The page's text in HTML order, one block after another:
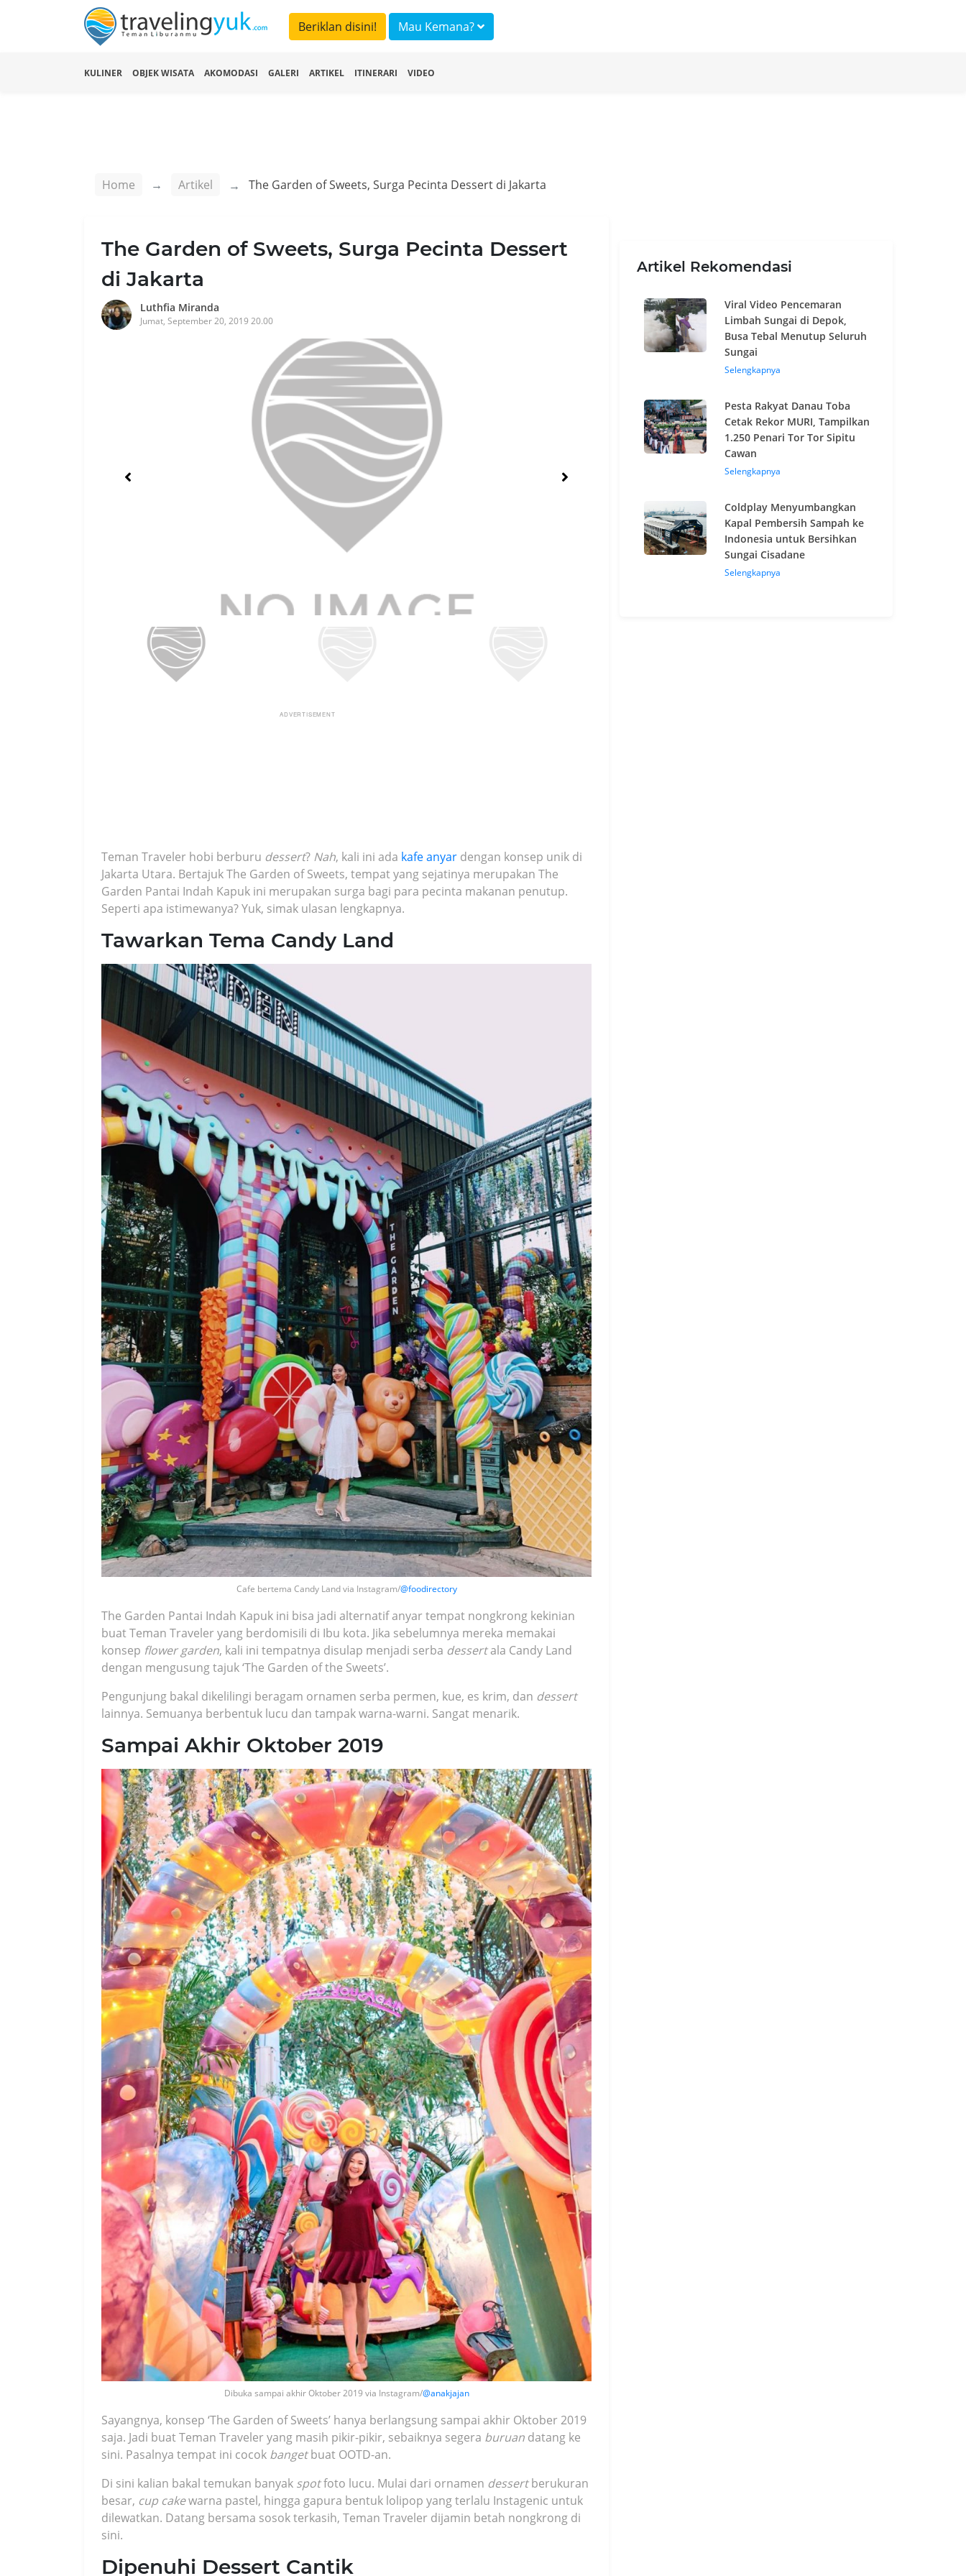
Beriklan disini! Mau Kemana?
KULINER OBJEK WISATA AKOMODASI GALERI ARTIKEL ITINERARI VIDEO
Home Artikel The Garden of Sweets, Surga Pecinta Dessert di Jakarta
The Garden of Sweets, Surga Pecinta Dessert
di Jakarta
Luthfia Miranda
Jumat, September 20, 2019 20.00
ADVERTISEMENT
Teman Traveler hobi berburu dessert? Nah, kali ini ada kafe anyar dengan konsep unik di
Jakarta Utara. Bertajuk The Garden of Sweets, tempat yang sejatinya merupakan The
Garden Pantai Indah Kapuk ini merupakan surga bagi para pecinta makanan penutup.
Seperti apa istimewanya? Yuk, simak ulasan lengkapnya.
Tawarkan Tema Candy Land
Cafe bertema Candy Land via Instagram/@foodirectory
The Garden Pantai Indah Kapuk ini bisa jadi alternatif anyar tempat nongkrong kekinian
buat Teman Traveler yang berdomisili di Ibu kota. Jika sebelumnya mereka memakai
konsep flower garden, kali ini tempatnya disulap menjadi serba dessertala Candy Land
dengan mengusung tajuk ‘The Garden of the Sweets’.
Pengunjung bakal dikelilingi beragam ornamen serba permen, kue, es krim, dan dessert
lainnya. Semuanya berbentuk lucu dan tampak warna-warni. Sangat menarik.
Sampai Akhir Oktober 2019
Dibuka sampai akhir Oktober 2019 via Instagram/@anakjajan
Sayangnya, konsep ‘The Garden of Sweets’ hanya berlangsung sampai akhir Oktober 2019
saja. Jadi buat Teman Traveler yang masih pikir-pikir, sebaiknya segera buruan datang ke
sini. Pasalnya tempat ini cocok bangetbuat OOTD-an.
Di sini kalian bakal temukan banyak spotfoto lucu. Mulai dari ornamen dessertberukuran
besar, cup cakewarna pastel, hingga gapura bentuk lolipop yang terlalu Instagenic untuk
dilewatkan. Datang bersama sosok terkasih, Teman Traveler dijamin betah nongkrong di
sini.
Dipenuhi Dessert Cantik
Artikel Rekomendasi
Viral Video Pencemaran
Limbah Sungai di Depok,
Busa Tebal Menutup Seluruh
Sungai
Selengkapnya
Pesta Rakyat Danau Toba
Cetak Rekor MURI, Tampilkan
1.250 Penari Tor Tor Sipitu
Cawan
Selengkapnya
Coldplay Menyumbangkan
Kapal Pembersih Sampah ke
Indonesia untuk Bersihkan
Sungai Cisadane
Selengkapnya